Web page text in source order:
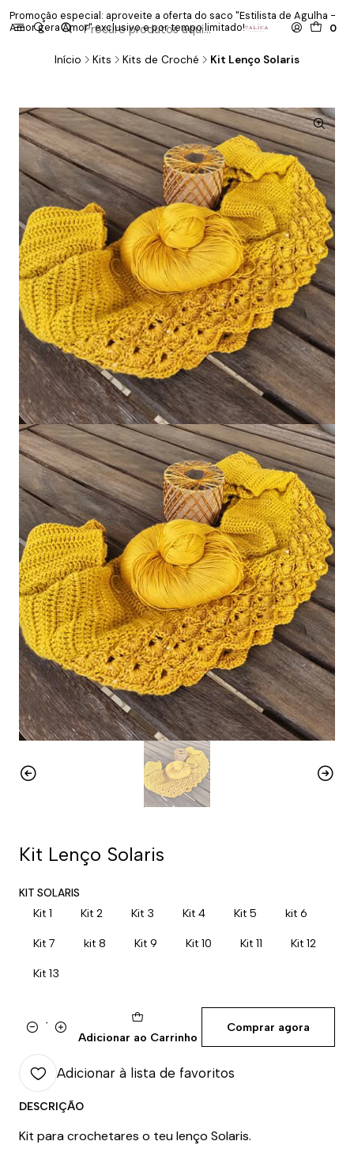
0
Promoção especial: aproveite a oferta do saco "Estilista de Agulha -
Amor gera Amor" exclusivo e por tempo limitado!
Início Kits Kits de Croché Kit Lenço Solaris
Kit Lenço Solaris
KIT SOLARIS
Kit 1 Kit 2 Kit 3 Kit 4 Kit 5 kit 6
Kit 7 kit 8 Kit 9 Kit 10 Kit 11 Kit 12
Kit 13
QuantidadeAdicionar ao Carrinho
Comprar agora
Adicionar à lista de favoritos
DESCRIÇÃO
Kit para crochetares o teu lenço Solaris.